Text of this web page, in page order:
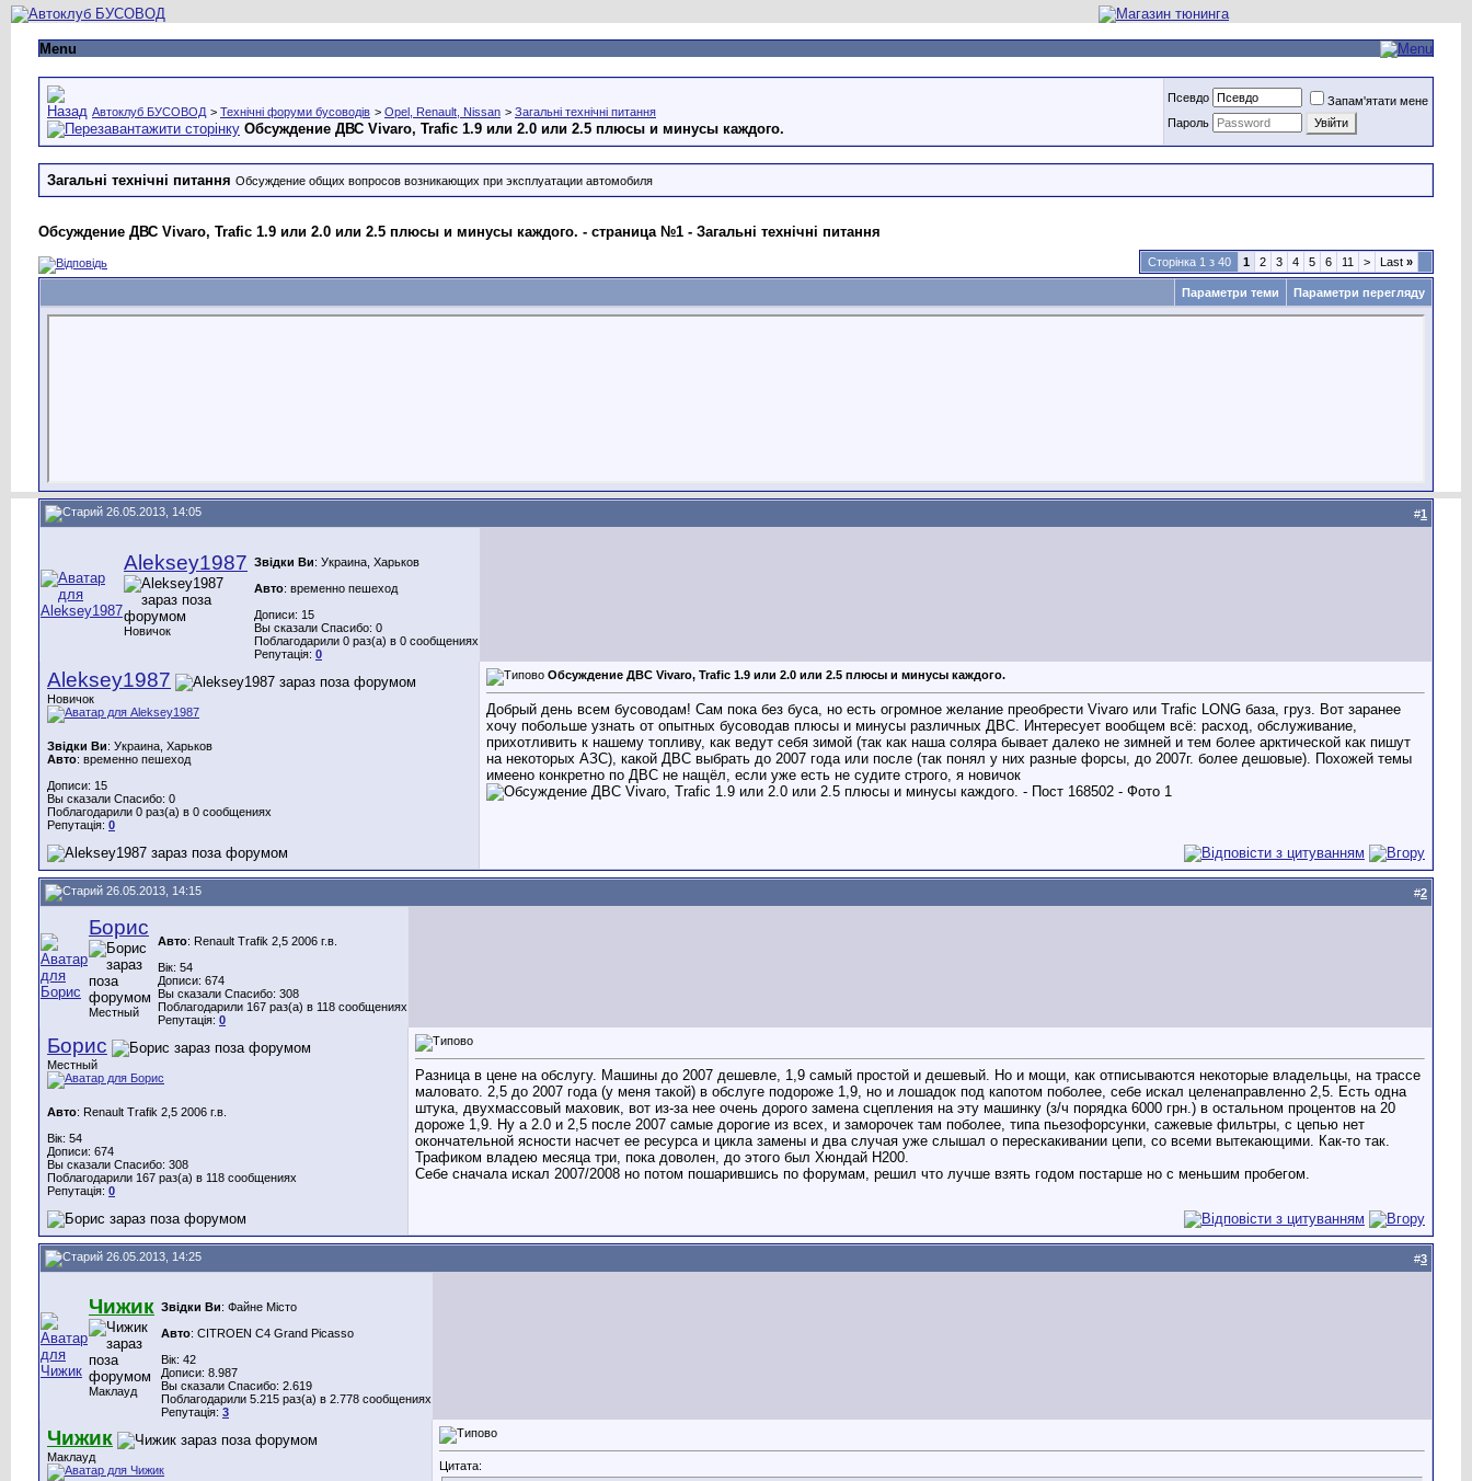
Menu
Автоклуб БУСОВОД > Технічні форуми бусоводів > Opel, Renault, Nissan > Загальні технічні питання
Обсуждение ДВС Vivaro, Trafic 1.9 или 2.0 или 2.5 плюсы и минусы каждого.
Псевдо
Запам'ятати мене
Пароль
Загальні технічні питання Обсуждение общих вопросов возникающих при эксплуатации автомобиля
Обсуждение ДВС Vivaro, Trafic 1.9 или 2.0 или 2.5 плюсы и минусы каждого. - страница №1 - Загальні технічні питання
Сторінка 1 з 40 1 2 3 4 5 6 11 > Last »
Параметри теми Параметри перегляду
26.05.2013, 14:05 #1
Aleksey1987
Новичок
Звідки Ви: Украина, Харьков
Авто: временно пешеход
Дописи: 15
Вы сказали Спасибо: 0
Поблагодарили 0 раз(а) в 0 сообщениях
Репутація: 0
Aleksey1987
Новичок
Звідки Ви: Украина, Харьков
Авто: временно пешеход
Дописи: 15
Вы сказали Спасибо: 0
Поблагодарили 0 раз(а) в 0 сообщениях
Репутація: 0
Обсуждение ДВС Vivaro, Trafic 1.9 или 2.0 или 2.5 плюсы и минусы каждого.
Добрый день всем бусоводам! Сам пока без буса, но есть огромное желание преобрести Vivaro или Trafic LONG база, груз. Вот заранее
хочу побольше узнать от опытных бусоводав плюсы и минусы различных ДВС. Интересует вообщем всё: расход, обслуживание,
прихотливить к нашему топливу, как ведут себя зимой (так как наша соляра бывает далеко не зимней и тем более арктической как пишут
на некоторых АЗС), какой ДВС выбрать до 2007 года или после (так понял у них разные форсы, до 2007г. более дешовые). Похожей темы
имеено конкретно по ДВС не нащёл, если уже есть не судите строго, я новичок
26.05.2013, 14:15 #2
Борис
Местный
Авто: Renault Trafik 2,5 2006 г.в.
Вік: 54
Дописи: 674
Вы сказали Спасибо: 308
Поблагодарили 167 раз(а) в 118 сообщениях
Репутація: 0
Борис
Местный
Авто: Renault Trafik 2,5 2006 г.в.
Вік: 54
Дописи: 674
Вы сказали Спасибо: 308
Поблагодарили 167 раз(а) в 118 сообщениях
Репутація: 0
Разница в цене на обслугу. Машины до 2007 дешевле, 1,9 самый простой и дешевый. Но и мощи, как отписываются некоторые владельцы, на трассе
маловато. 2,5 до 2007 года (у меня такой) в обслуге подороже 1,9, но и лошадок под капотом поболее, себе искал целенаправленно 2,5. Есть одна
штука, двухмассовый маховик, вот из-за нее очень дорого замена сцепления на эту машинку (з/ч порядка 6000 грн.) в остальном процентов на 20
дороже 1,9. Ну а 2.0 и 2,5 после 2007 самые дорогие из всех, и заморочек там поболее, типа пьезофорсунки, сажевые фильтры, с цепью нет
окончательной ясности насчет ее ресурса и цикла замены и два случая уже слышал о перескакивании цепи, со всеми вытекающими. Как-то так.
Трафиком владею месяца три, пока доволен, до этого был Хюндай Н200.
Себе сначала искал 2007/2008 но потом пошарившись по форумам, решил что лучше взять годом постарше но с меньшим пробегом.
26.05.2013, 14:25 #3
Чижик
Маклауд
Звідки Ви: Файне Місто
Авто: CITROEN C4 Grand Picasso
Вік: 42
Дописи: 8.987
Вы сказали Спасибо: 2.619
Поблагодарили 5.215 раз(а) в 2.778 сообщениях
Репутація: 3
Чижик
Маклауд
Цитата: